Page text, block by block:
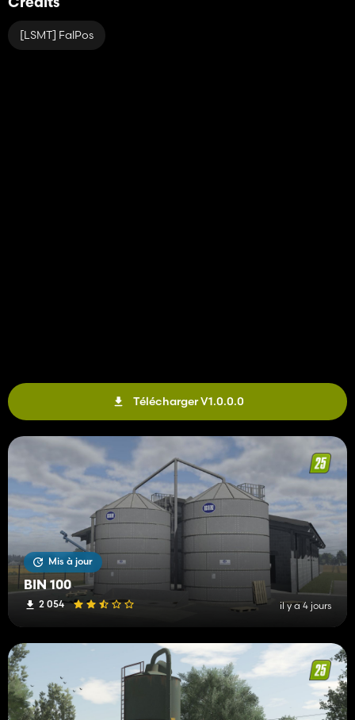
Crédits
[LSMT] FalPos
Télécharger V1.0.0.0
Mis à jour
BIN 100
2 054 il y a 4 jours